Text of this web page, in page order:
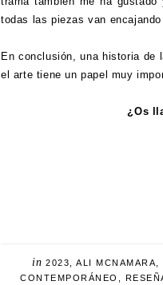
todas las piezas van
En conclusión, una historia de
el arte tiene un papel muy
¿Os
in 2023 ALI MCNAMARA
CONTEMPORÁNEO